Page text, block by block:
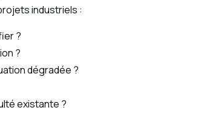
industriels :
?
?
dégradée ?
existante ?